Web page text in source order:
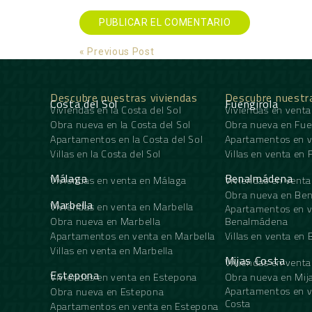
Alternative:
« Previous Post
Descubre nuestras viviendas
Costa del Sol
Viviendas en la Costa del Sol
Obra nueva en la Costa del Sol
Apartamentos en la Costa del Sol
Villas en la Costa del Sol
Málaga
Viviendas en venta en Málaga
Marbella
Viviendas en venta en Marbella
Obra nueva en Marbella
Apartamentos en venta en Marbella
Villas en venta en Marbella
Estepona
Viviendas en venta en Estepona
Obra nueva en Estepona
Apartamentos en venta en Estepona
Descubre
Fuengirola
Viviendas en
Obra nueva en
Apartamentos en
Villas en venta en
Benalmádena
Viviendas en
Obra nueva en
Apartamentos en
Benalmádena
Villas en venta en
Mijas Costa
Viviendas en
Obra nueva en
Apartamentos en
Costa